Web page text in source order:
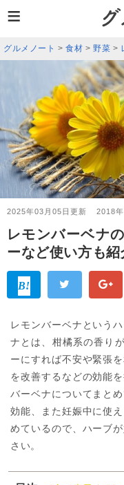
グルメノート >食材 >野菜 >
2025年03月05日更新 2018
レモンバーベナ
ーなど使い方も紹
レモンバーベナという
ナとは、柑橘系の香り
ーにすれば不安や緊張
を改善するなどの効能
バーベナについてまと
効能、また妊娠中に使
めているので、ハーブ
さい。
≡